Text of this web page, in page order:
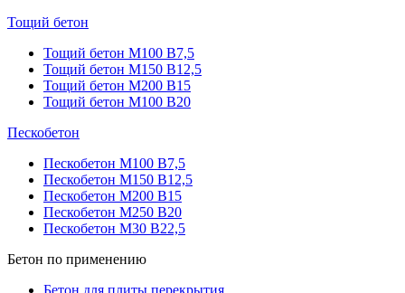
Тощий бетон
Тощий бетон М100 В7,5
Тощий бетон М150 В12,5
Тощий бетон М200 В15
Тощий бетон М100 В20
Пескобетон
Пескобетон М100 В7,5
Пескобетон М150 В12,5
Пескобетон М200 В15
Пескобетон М250 В20
Пескобетон М30 В22,5
Бетон по применению
Бетон для плиты перекрытия